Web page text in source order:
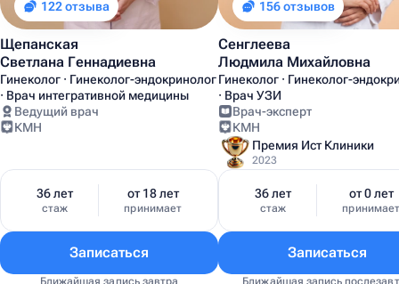
122 отзыва
Щепанская
Светлана Геннадиевна
Гинеколог · Гинеколог-эндокринолог
· Врач интегративной медицины
Ведущий врач
КМН
36 лет
стаж
от 18 лет
принимает
Записаться
156 отзывов
Сенглеева
Людмила Михайловна
Гинеколог · Гинеколог-
· Врач УЗИ
Врач-эксперт
КМН
Премия Ист Клиники
2023
36 лет
стаж
от 0 лет
принимает
Записаться